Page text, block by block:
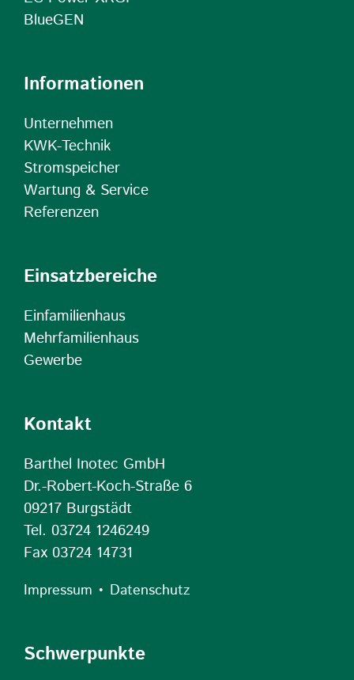
BlueGEN
Informationen
Unternehmen
KWK-Technik
Stromspeicher
Wartung & Service
Referenzen
Einsatzbereiche
Einfamilienhaus
Mehrfamilienhaus
Gewerbe
Kontakt
Barthel Inotec GmbH
Dr.-Robert-Koch-Straße 6
09217 Burgstädt
Tel. 03724 1246249
Fax 03724 14731
Impressum • Datenschutz
Schwerpunkte